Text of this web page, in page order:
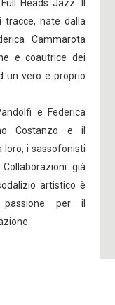
Heads Jazz. Il
tracce, nate dalla
Cammarota
e coautrice dei
un vero e proprio
e Federica
Costanzo e il
loro, i sassofonisti
già
artistico è
per il